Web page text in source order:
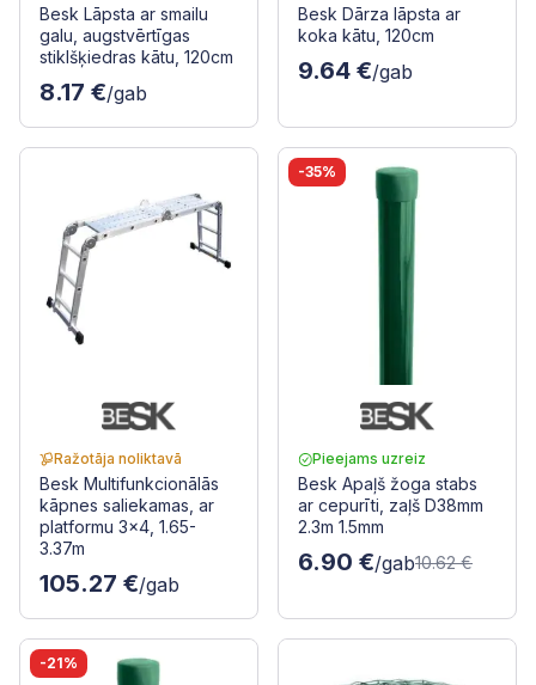
Besk Lāpsta ar smailu
galu, augstvērtīgas
stiklšķiedras kātu, 120cm
8.17 €/gab
Besk Dārza lāpsta ar
koka kātu, 120cm
9.64 €/gab
Ražotāja noliktavā
Besk Multifunkcionālās
kāpnes saliekamas, ar
platformu 3x4, 1.65-
3.37m
105.27 €/gab
-35%
Pieejams uzreiz
Besk Apaļš žoga stabs
ar cepurīti, zaļš D38mm
2.3m 1.5mm
6.90 €/gab10.62 €
-21%